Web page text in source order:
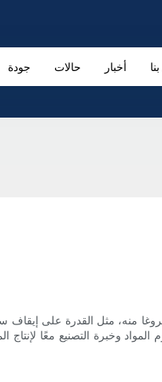
جودة حالات أخبار
منه، مثل القدرة على
المواد وخبرة التصنيع معًا